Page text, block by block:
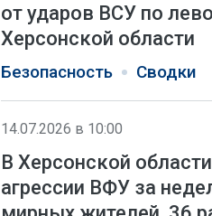
от ударов ВСУ по
Херсонской области
Безопасность Сводки
14.07.2026 в 10:00
В Херсонской
агрессии ВФУ за